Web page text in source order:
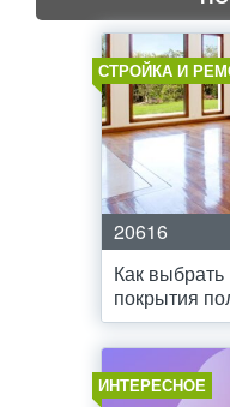
СТРОЙКА И
20616
Как
покрытия
ИНТЕРЕСНОЕ